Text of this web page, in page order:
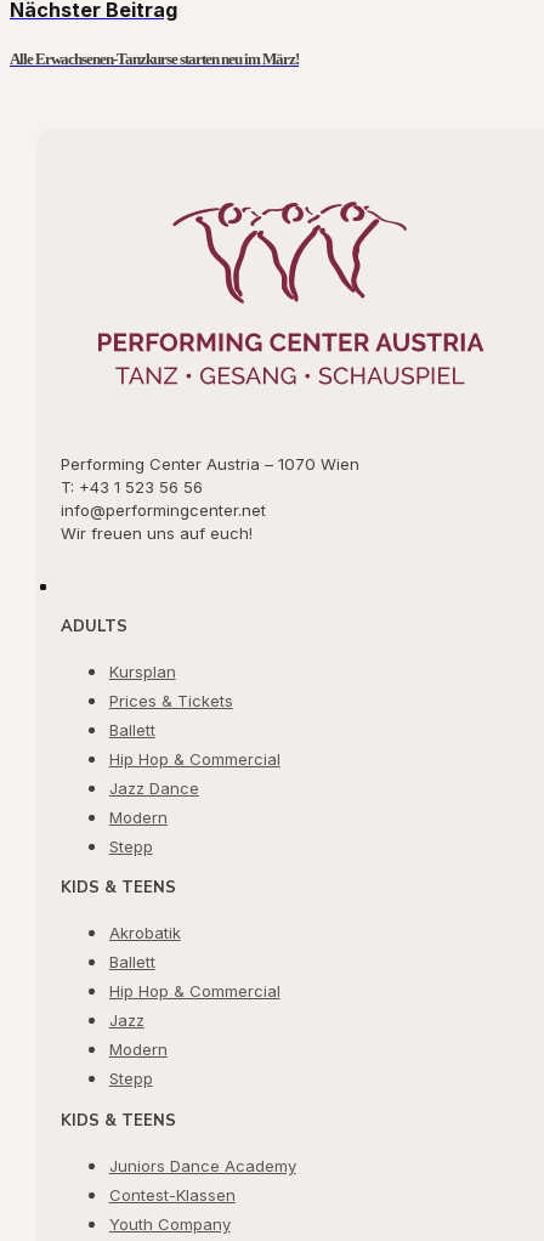
Nächster Beitrag
Alle Erwachsenen-Tanzkurse starten neu im März!
Performing Center Austria – 1070 Wien
T: +43 1 523 56 56
info@performingcenter.net
Wir freuen uns auf euch!
ADULTS
Kursplan
Prices & Tickets
Ballett
Hip Hop & Commercial
Jazz Dance
Modern
Stepp
KIDS & TEENS
Akrobatik
Ballett
Hip Hop & Commercial
Jazz
Modern
Stepp
KIDS & TEENS
Juniors Dance Academy
Contest-Klassen
Youth Company